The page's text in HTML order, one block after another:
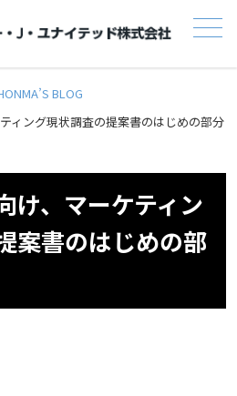
メニュー
BLOG
ィング現状調査の提案書のはじめの部分
け、マーケティン
案書のはじめの部